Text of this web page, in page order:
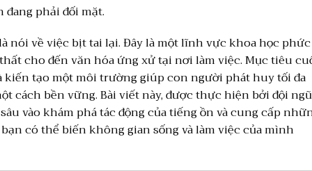
phải đối mặt.
nói về việc bịt tai lại. Đây là một lĩnh vực khoa học phức
cho đến văn hóa ứng xử tại nơi làm việc. Mục tiêu
tạo một môi trường giúp con người phát huy tối đa
cách bền vững. Bài viết này, được thực hiện bởi đội ngũ
vào khám phá tác động của tiếng ồn và cung cấp
có thể biến không gian sống và làm việc của mình